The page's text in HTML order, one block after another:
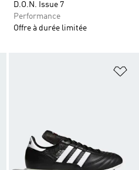
D.O.N. Issue 7
Performance
Offre à durée limitée
Ajouter à la Liste de produits